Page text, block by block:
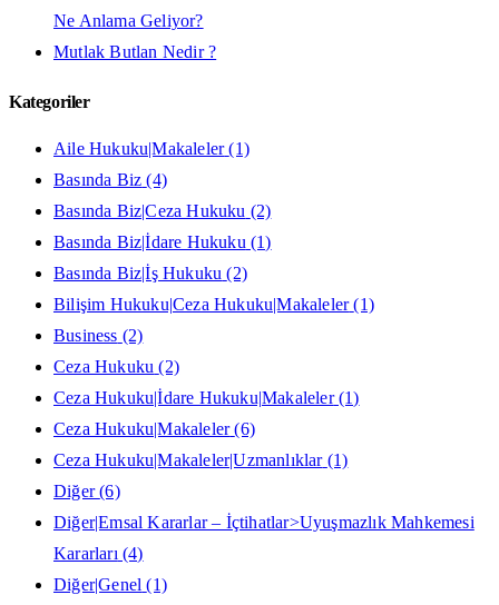
Ne Anlama Geliyor?
Mutlak Butlan Nedir ?
Kategoriler
Aile Hukuku|Makaleler (1)
Basında Biz (4)
Basında Biz|Ceza Hukuku (2)
Basında Biz|İdare Hukuku (1)
Basında Biz|İş Hukuku (2)
Bilişim Hukuku|Ceza Hukuku|Makaleler (1)
Business (2)
Ceza Hukuku (2)
Ceza Hukuku|İdare Hukuku|Makaleler (1)
Ceza Hukuku|Makaleler (6)
Ceza Hukuku|Makaleler|Uzmanlıklar (1)
Diğer (6)
Diğer|Emsal Kararlar – İçtihatlar>Uyuşmazlık Mahkemesi
Kararları (4)
Diğer|Genel (1)